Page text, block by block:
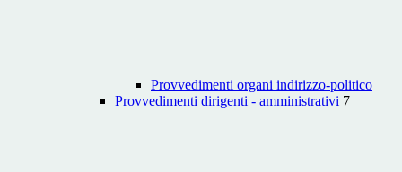
Provvedimenti organi indirizzo-politico
Provvedimenti dirigenti - amministrativi 7